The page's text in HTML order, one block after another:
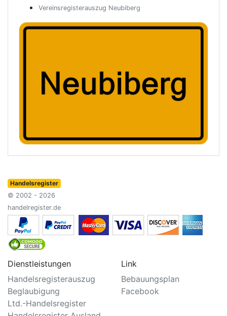
Vereinsregisterauszug Neubiberg
Handelsregister
© 2002 - 2026
handelregister.de
Dienstleistungen
Handelsregisterauszug
Beglaubigung
Ltd.-Handelsregister
Link
Bebauungsplan
Facebook